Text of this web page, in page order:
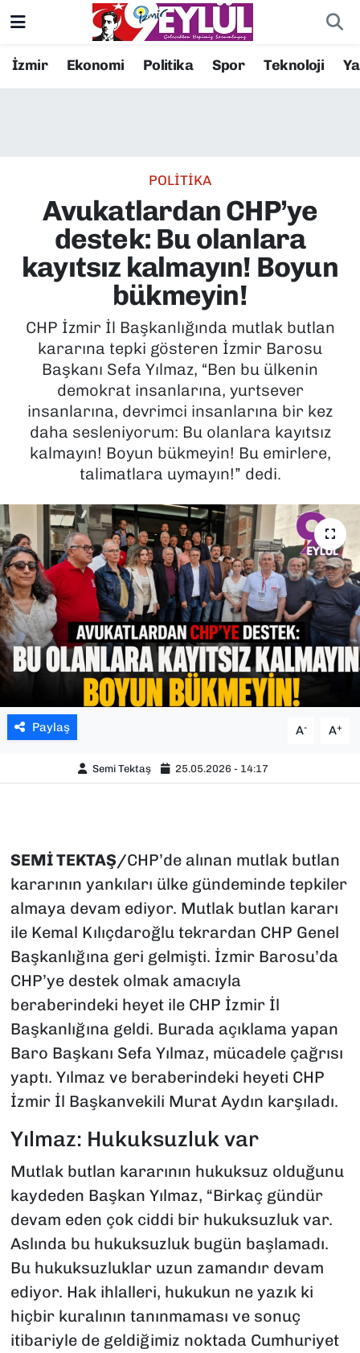
İzmir Ekonomi Politika Spor Teknoloji
POLİTİKA
Avukatlardan CHP’ye
destek: Bu olanlara
kayıtsız kalmayın! Boyun
bükmeyin!
CHP İzmir İl Başkanlığında mutlak butlan
kararına tepki gösteren İzmir Barosu
Başkanı Sefa Yılmaz, “Ben bu ülkenin
demokrat insanlarına, yurtsever
insanlarına, devrimci insanlarına bir kez
daha sesleniyorum: Bu olanlara kayıtsız
kalmayın! Boyun bükmeyin! Bu emirlere,
talimatlara uymayın!” dedi.
Paylaş A- A+
Semi Tektaş 25.05.2026 - 14:17
SEMİ TEKTAŞ/CHP’de alınan mutlak butlan
kararının yankıları ülke gündeminde tepkiler
almaya devam ediyor. Mutlak butlan kararı
ile Kemal Kılıçdaroğlu tekrardan CHP Genel
Başkanlığına geri gelmişti. İzmir Barosu’da
CHP’ye destek olmak amacıyla
beraberindeki heyet ile CHP İzmir İl
Başkanlığına geldi. Burada açıklama yapan
Baro Başkanı Sefa Yılmaz, mücadele çağrısı
yaptı. Yılmaz ve beraberindeki heyeti CHP
İzmir İl Başkanvekili Murat Aydın karşıladı.
Yılmaz: Hukuksuzluk var
Mutlak butlan kararının hukuksuz olduğunu
kaydeden Başkan Yılmaz, “Birkaç gündür
devam eden çok ciddi bir hukuksuzluk var.
Aslında bu hukuksuzluk bugün başlamadı.
Bu hukuksuzluklar uzun zamandır devam
ediyor. Hak ihlalleri, hukukun ne yazık ki
hiçbir kuralının tanınmaması ve sonuç
itibariyle de geldiğimiz noktada Cumhuriyet
Resmi İlanlar
EKONOMİ
KÜLTÜR SANAT
POLİTİKA
SAĞLIK
SPOR
TEKNOLOJİ
YAŞAM
YEREL YÖNETİMLER
Konak Nöbetçi Eczaneler
Süper Lig Puan Durumu ve Fikstür
Tüm Manşetler
Son Dakika Haberleri
Haber Arşivi